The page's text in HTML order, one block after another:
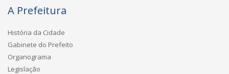
A Prefeitura
História da Cidade
Gabinete do Prefeito
Organograma
Legislação